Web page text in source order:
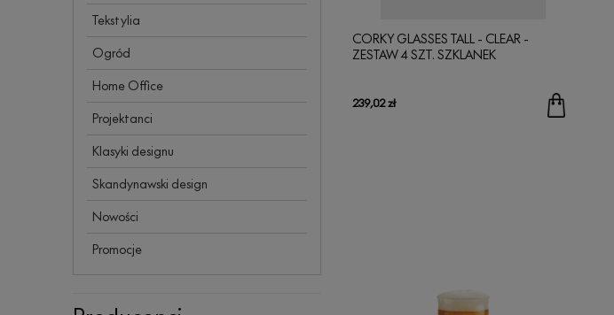
Tekstylia
Ogród
Home Office
Projektanci
Klasyki designu
Skandynawski design
Nowości
Promocje
CORKY GLASSES TALL - CLEAR -
ZESTAW 4 SZT. SZKLANEK
239,02 zł